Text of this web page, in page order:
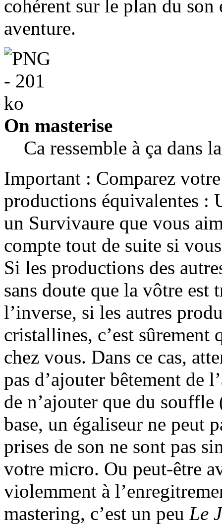
cohérent sur le plan du
aventure.
On masterise
Ca ressemble à ça dans
Important : Comparez
productions équivalentes :
un Survivaure que vous
compte tout de suite si
Si les productions des
sans doute que la vôtre
l’inverse, si les autres
cristallines, c’est sûrement
chez vous. Dans ce cas,
pas d’ajouter bêtement de
de n’ajouter que du souffle
base, un égaliseur ne peut
prises de son ne sont pas
votre micro. Ou peut-être
violemment à
mastering, c’est un peu Le